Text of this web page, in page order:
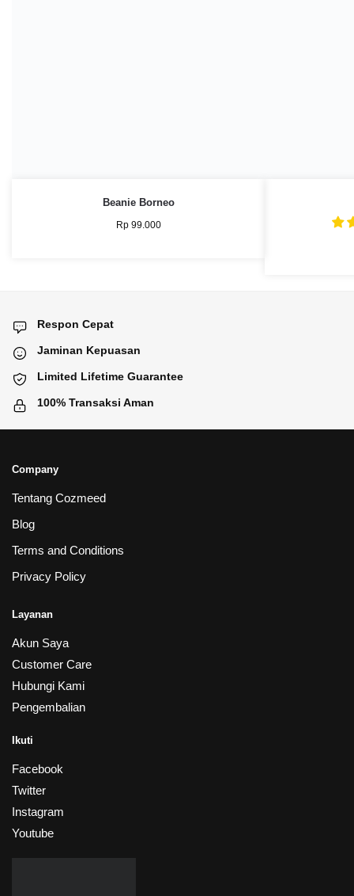
Beanie Borneo
Rp99.000
Respon Cepat
Jaminan Kepuasan
Limited Lifetime Guarantee
100% Transaksi Aman
Company
Tentang Cozmeed
Blog
Terms and Conditions
Privacy Policy
Layanan
Akun Saya
Customer Care
Hubungi Kami
Pengembalian
Ikuti
Facebook
Twitter
Instagram
Youtube